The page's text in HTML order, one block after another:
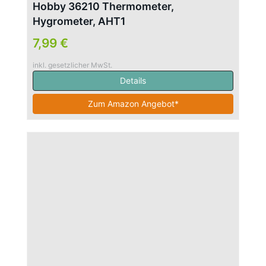
Hobby 36210 Thermometer,
Hygrometer, AHT1
7,99 €
inkl. gesetzlicher MwSt.
Details
Zum Amazon Angebot*